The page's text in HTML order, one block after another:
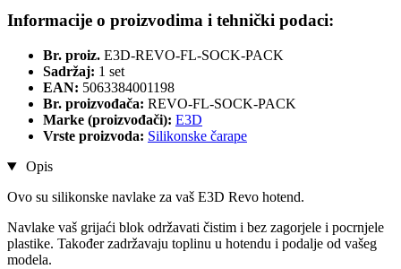
Informacije o proizvodima i tehnički podaci:
Br. proiz. E3D-REVO-FL-SOCK-PACK
Sadržaj: 1 set
EAN: 5063384001198
Br. proizvođača: REVO-FL-SOCK-PACK
Marke (proizvođači): E3D
Vrste proizvoda: Silikonske čarape
Opis
Ovo su silikonske navlake za vaš E3D Revo hotend.
Navlake vaš grijaći blok održavati čistim i bez zagorjele i pocrnjele
plastike. Također zadržavaju toplinu u hotendu i podalje od vašeg
modela.